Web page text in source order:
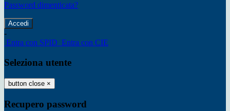
Password dimenticata?
-
Entra con SPID Entra con CIE
Seleziona utente
button close ×
Recupero password